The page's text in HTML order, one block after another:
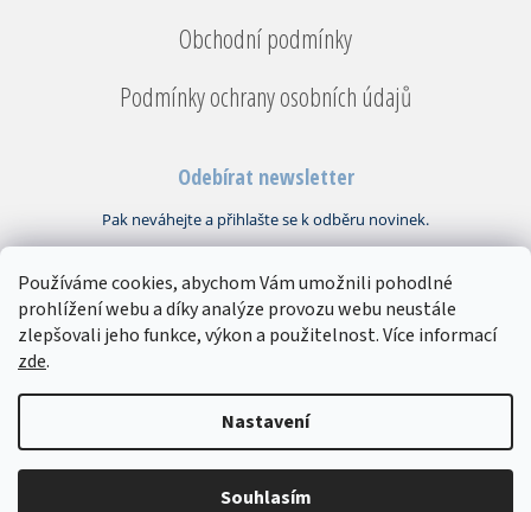
Používáme cookies, abychom Vám umožnili pohodlné
prohlížení webu a díky analýze provozu webu neustále
zlepšovali jeho funkce, výkon a použitelnost. Více informací
zde.
Nastavení
Souhlasím
Obchodní podmínky
Podmínky ochrany osobních údajů
Odebírat newsletter
Vložením e-mailu souhlasíte s podmínkami ochrany osobních údajů
PŘIHLÁSIT
SE
Vytvořil Shoptet
Bytový textil VEBA . Všechna práva vyhrazena.
nastavení cookies